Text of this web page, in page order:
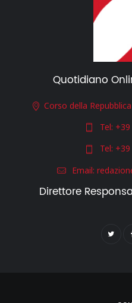
Quotidiano
Corso della
Tel: +39
Tel:
Email:
Direttore